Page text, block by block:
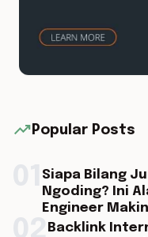
trending_up Popular Posts
Siapa Bilang
Ngoding? Ini
Engineer
Backlink